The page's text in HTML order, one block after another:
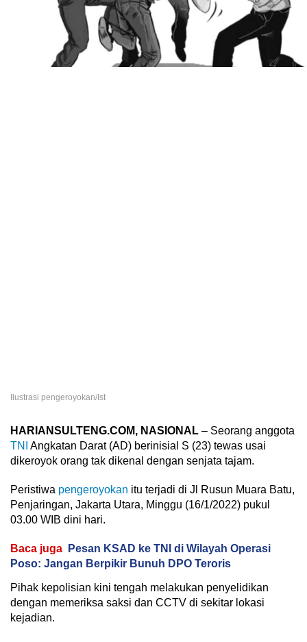
Ilustrasi pengeroyokan/Ist
HARIANSULTENG.COM, NASIONAL – Seorang anggota
TNI Angkatan Darat (AD) berinisial S (23) tewas usai
dikeroyok orang tak dikenal dengan senjata tajam.
Peristiwa pengeroyokan itu terjadi di Jl Rusun Muara Batu,
Penjaringan, Jakarta Utara, Minggu (16/1/2022) pukul
03.00 WIB dini hari.
Baca juga
Pesan KSAD ke TNI di Wilayah Operasi
Poso: Jangan Berpikir Bunuh DPO Teroris
Pihak kepolisian kini tengah melakukan penyelidikan
dengan memeriksa saksi dan CCTV di sekitar lokasi
kejadian.